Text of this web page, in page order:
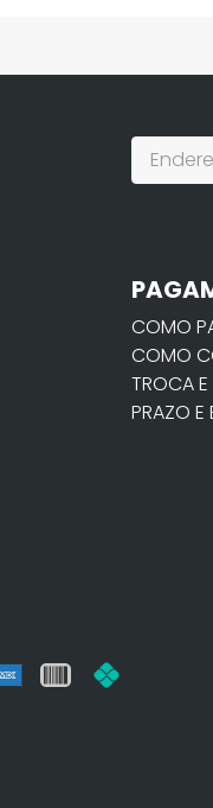
COMO
COMO
TROCA
PRAZO E